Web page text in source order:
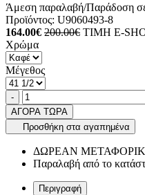
Άμεση παραλαβή/Παράδοση
Προϊόντος: U9060493-8
164.00€ 200.00€ ΤΙΜΗ E-
Χρώμα
Μέγεθος
Ποσότητα
-product.increase.quantity
ΑΓΟΡΑ ΤΩΡΑ
Προσθήκη στα αγαπημένα
ΔΩΡΕΑΝ ΜΕΤΑΦΟΡΙΚΑ
Παραλαβή από το
Περιγραφή